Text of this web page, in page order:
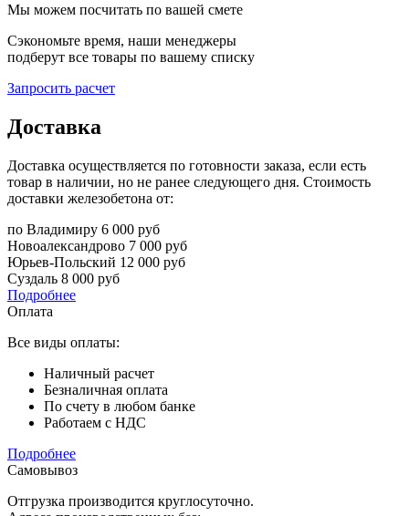
Мы можем посчитать по вашей смете
Сэкономьте время, наши менеджеры
подберут все товары по вашему списку
Запросить расчет
Доставка
Доставка осуществляется по готовности заказа, если есть
товар в наличии, но не ранее следующего дня. Стоимость
доставки железобетона от:
по Владимиру 6 000 руб
Новоалександрово 7 000 руб
Юрьев-Польский 12 000 руб
Суздаль 8 000 руб
Подробнее
Оплата
Все виды оплаты:
Наличный расчет
Безналичная оплата
По счету в любом банке
Работаем с НДС
Подробнее
Самовывоз
Отгрузка производится круглосуточно.